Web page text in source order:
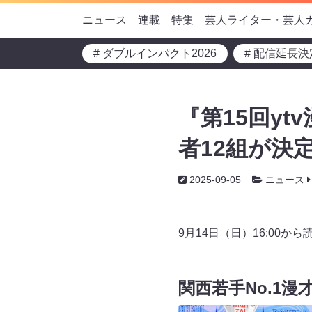
ニュース 連載 特集 芸人ライター・芸人
# ダブルインパクト2026 # 配信延長決
『第15回
者12組が決
2025-09-05 ニュース
9月14日（日）16:00から
関西若手No.1漫